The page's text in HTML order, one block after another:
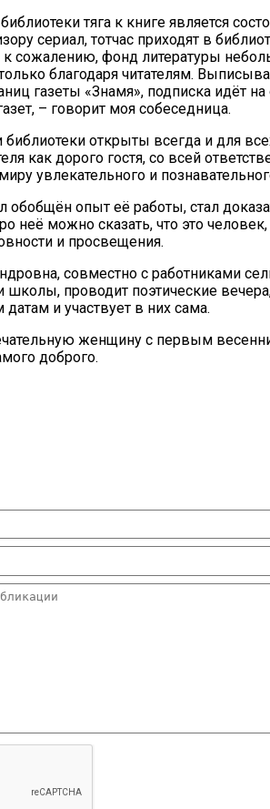
тяга к книге является
сериал, тотчас приходят в
сожалению, фонд литературы
благодаря читателям.
газеты «Знамя», подписка идёт на
– говорит моя собеседница.
открыты всегда и для
как дорого гостя, со всей
увлекательного и
обобщён опыт её работы, стал
неё можно сказать, что это
и просвещения.
совместно с работниками
школы, проводит поэтические
и участвует в них сама.
женщину с первым
доброго.